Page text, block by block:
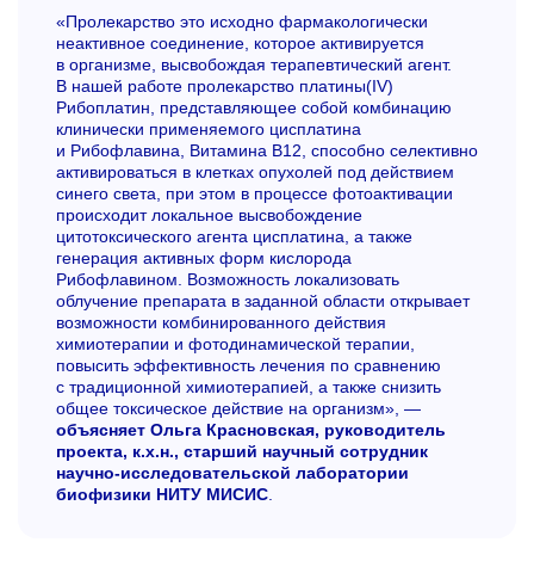
«Пролекарство это исходно фармакологически
неактивное соединение, которое активируется
в организме, высвобождая терапевтический агент.
В нашей работе пролекарство платины(IV)
Рибоплатин, представляющее собой комбинацию
клинически применяемого цисплатина
и Рибофлавина, Витамина В12, способно селективно
активироваться в клетках опухолей под действием
синего света, при этом в процессе фотоактивации
происходит локальное высвобождение
цитотоксического агента цисплатина, а также
генерация активных форм кислорода
Рибофлавином. Возможность локализовать
облучение препарата в заданной области открывает
возможности комбинированного действия
химиотерапии и фотодинамической терапии,
повысить эффективность лечения по сравнению
с традиционной химиотерапией, а также снизить
общее токсическое действие на организм», —
объясняет Ольга Красновская, руководитель
проекта, к.х.н., старший научный сотрудник
научно-исследовательской лаборатории
биофизики НИТУ МИСИС